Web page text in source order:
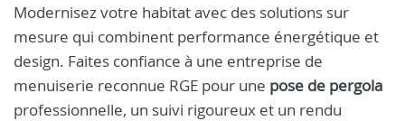
Modernisez votre habitat avec des solutions sur
mesure qui combinent performance énergétique et
design. Faites confiance à une entreprise de
menuiserie reconnue RGE pour une pose de pergola
professionnelle, un suivi rigoureux et un rendu